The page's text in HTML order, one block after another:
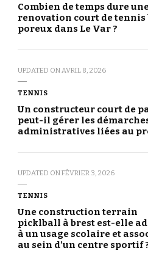
Combien de temps dure
renovation court de tennis
poreux dans Le Var ?
UPDATED ON AVRIL 8, 2026
TENNIS
Un constructeur court de
peut-il gérer les
administratives liées au
UPDATED ONFÉVRIER 3, 2026
TENNIS
Une construction terrain
picklball à brest est-elle
à un usage scolaire et
au sein d’un centre sportif